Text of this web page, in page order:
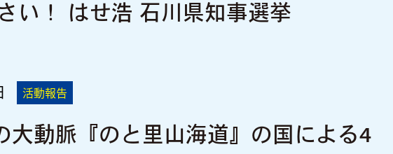
い！ はせ浩 石川県知事選挙
活動報告
大動脈『のと里山海道』の国による4